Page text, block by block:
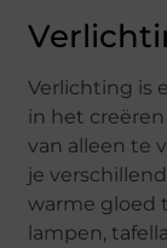
Verlichting is
in het
van alleen te
je
warme gloed
lampen,